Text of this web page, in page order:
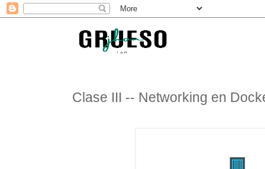
Clase III -- Networking en